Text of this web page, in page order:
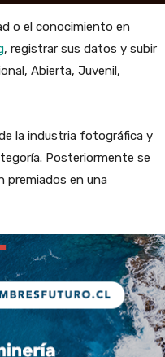
o el conocimiento en
, registrar sus datos y subir
Abierta, Juvenil,
la industria fotográfica y
Posteriormente se
premiados en una